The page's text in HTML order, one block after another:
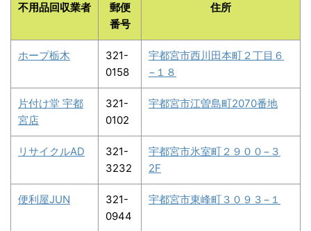
不用品回収業者
郵便
番号
住所
ホープ栃木
321-
0158
宇都宮市西川田本町２丁目６
−１８
片付け堂 宇都
宮店
321-
0102
宇都宮市江曽島町2070番地
リサイクルAD
321-
3232
宇都宮市氷室町２９００−３
2F
便利屋JUN
321-
0944
宇都宮市東峰町３０９３−１